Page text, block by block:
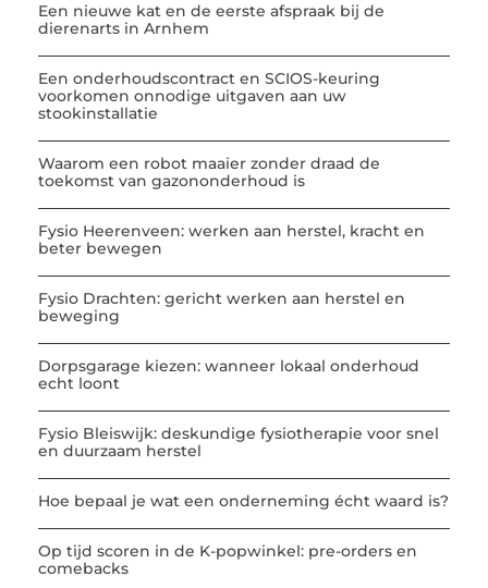
Een nieuwe kat en de eerste afspraak bij de
dierenarts in Arnhem
Een onderhoudscontract en SCIOS-keuring
voorkomen onnodige uitgaven aan uw
stookinstallatie
Waarom een robot maaier zonder draad de
toekomst van gazononderhoud is
Fysio Heerenveen: werken aan herstel, kracht en
beter bewegen
Fysio Drachten: gericht werken aan herstel en
beweging
Dorpsgarage kiezen: wanneer lokaal onderhoud
echt loont
Fysio Bleiswijk: deskundige fysiotherapie voor snel
en duurzaam herstel
Hoe bepaal je wat een onderneming écht waard is?
Op tijd scoren in de K-popwinkel: pre-orders en
comebacks